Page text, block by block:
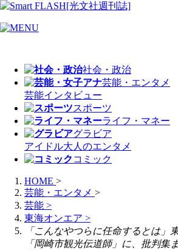
社会・政治
芸能・エンタメ
芸能インタビュー
スポーツ
ライフ・マネー
グラビア
アイドル大人のエンタメ
コミック
HOME >
芸能・エンタメ >
芸能 >
東海オンエア >
「こんなやつらに任命するとは」
「岡崎市観光伝道師」に、批判集